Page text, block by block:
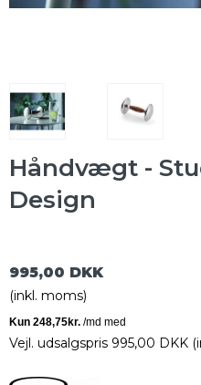
Håndvægt -
Design
995,00 DKK
(inkl. moms)
Vejl. udsalgspris 995,00 DKK